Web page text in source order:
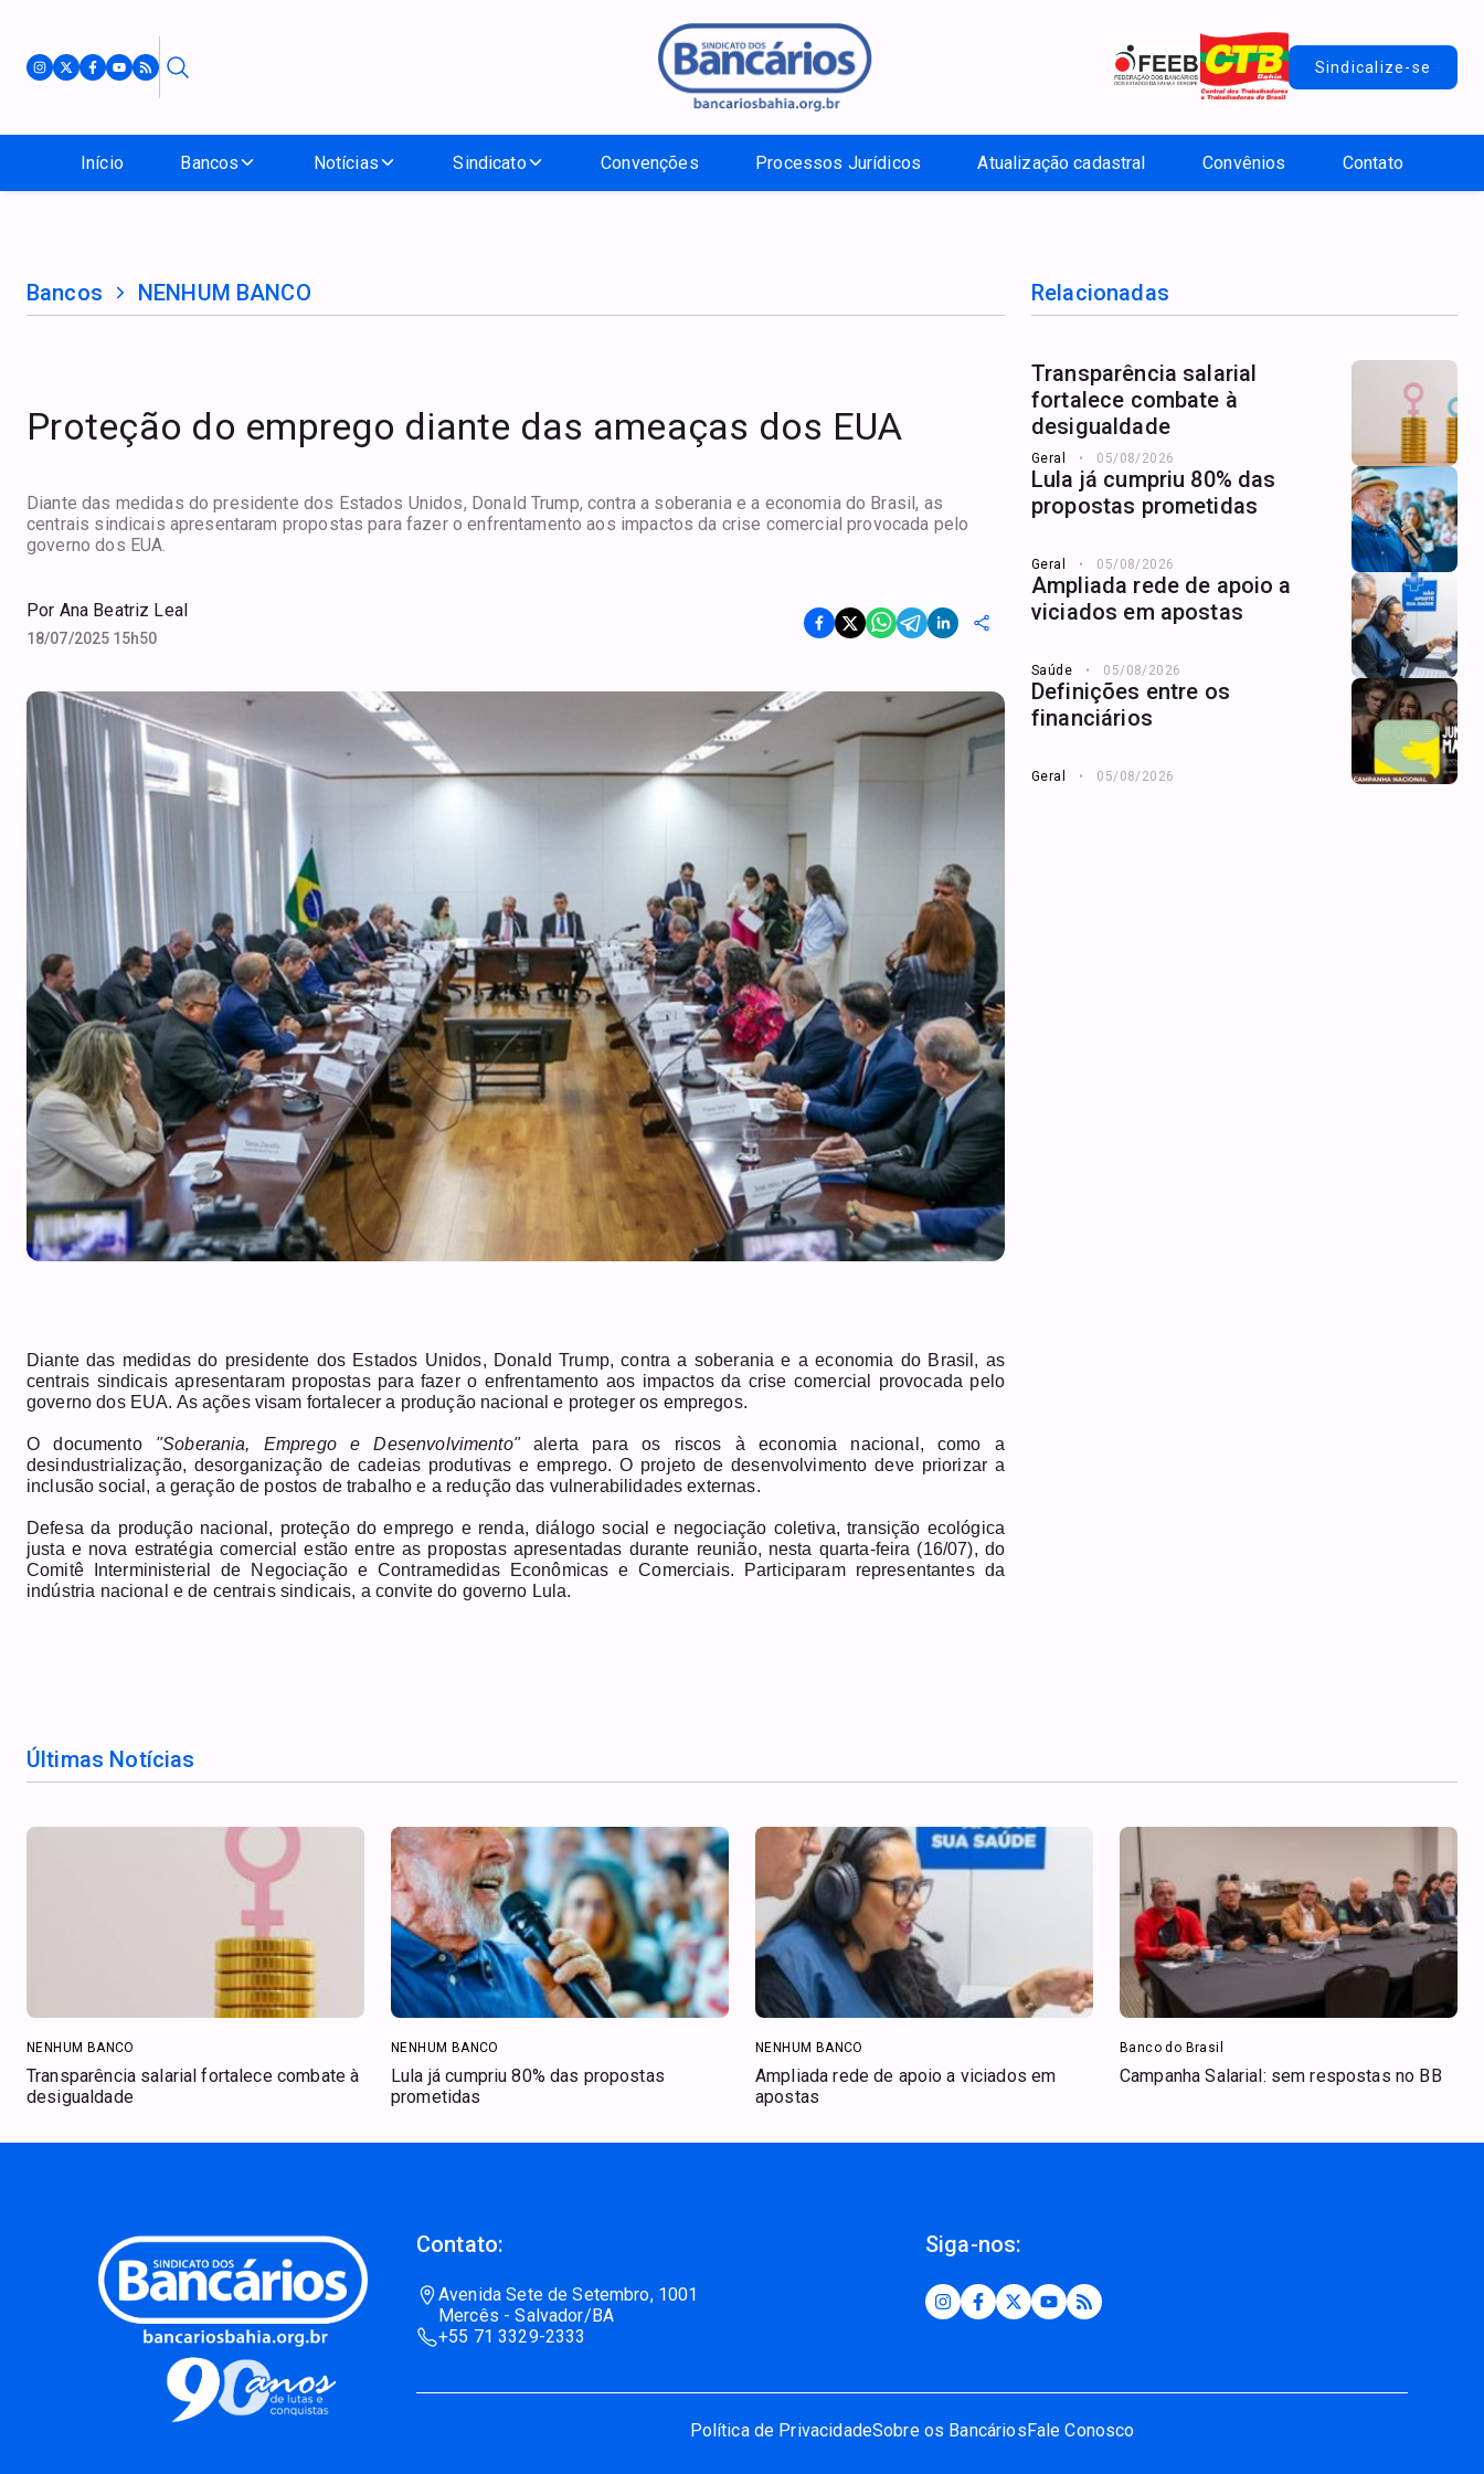
Sindicalize-se
Início Bancos Notícias Sindicato Convenções Processos Jurídicos Atualização cadastral Convênios Contato
Bancos NENHUM BANCO
Proteção do emprego diante das ameaças dos EUA
Diante das medidas do presidente dos Estados Unidos, Donald Trump, contra a soberania e a economia do Brasil, as
centrais sindicais apresentaram propostas para fazer o enfrentamento aos impactos da crise comercial provocada pelo
governo dos EUA.
Por Ana Beatriz Leal
18/07/2025 15h50
Diante das medidas do presidente dos Estados Unidos, Donald Trump, contra a soberania e a economia do Brasil, as
centrais sindicais apresentaram propostas para fazer o enfrentamento aos impactos da crise comercial provocada pelo
governo dos EUA. As ações visam fortalecer a produção nacional e proteger os empregos.
O documento "Soberania, Emprego e Desenvolvimento"alerta para os riscos à economia nacional, como a
desindustrialização, desorganização de cadeias produtivas e emprego. O projeto de desenvolvimento deve priorizar a
inclusão social, a geração de postos de trabalho e a redução das vulnerabilidades externas.
Defesa da produção nacional, proteção do emprego e renda, diálogo social e negociação coletiva, transição ecológica
justa e nova estratégia comercial estão entre as propostas apresentadas durante reunião, nesta quarta-feira (16/07), do
Comitê Interministerial de Negociação e Contramedidas Econômicas e Comerciais. Participaram representantes da
indústria nacional e de centrais sindicais, a convite do governo Lula.
Relacionadas
Transparência salarial
fortalece combate à
desigualdade
Geral 05/08/2026
Lula já cumpriu 80% das
propostas prometidas
Geral 05/08/2026
Ampliada rede de apoio a
viciados em apostas
Saúde 05/08/2026
Definições entre os
financiários
Geral 05/08/2026
Últimas Notícias
NENHUM BANCO
Transparência salarial fortalece combate à
desigualdade
NENHUM BANCO
Lula já cumpriu 80% das propostas
prometidas
NENHUM BANCO
Ampliada rede de apoio a viciados em
apostas
Banco do Brasil
Campanha Salarial: sem respostas no BB
Contato:
Avenida Sete de Setembro, 1001
Mercês - Salvador/BA
+55 71 3329-2333
Siga-nos:
Política de PrivacidadeSobre os BancáriosFale Conosco